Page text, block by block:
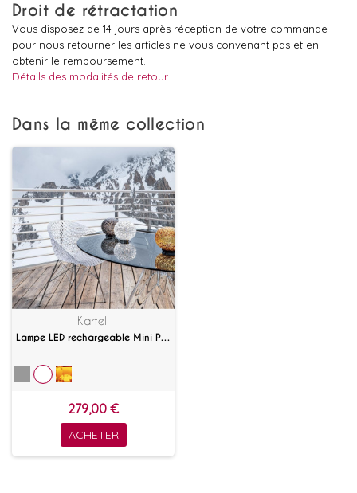
Droit de rétractation
Vous disposez de 14 jours après réception de votre commande
pour nous retourner les articles ne vous convenant pas et en
obtenir le remboursement.
Détails des modalités de retour
Dans la même collection
Kartell
Lampe LED rechargeable Mini Planet
279,00 €
ACHETER